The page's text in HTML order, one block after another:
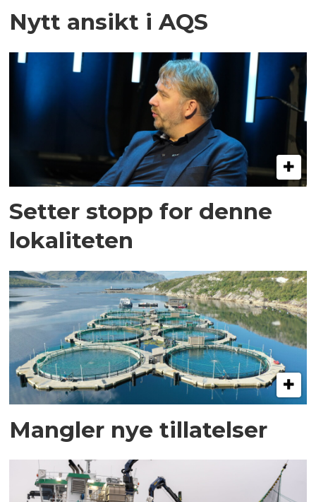
Nytt ansikt i AQS
Setter stopp for denne
lokaliteten
Mangler nye tillatelser